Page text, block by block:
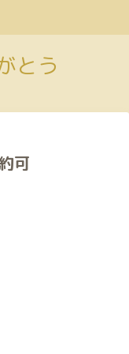
とう
可